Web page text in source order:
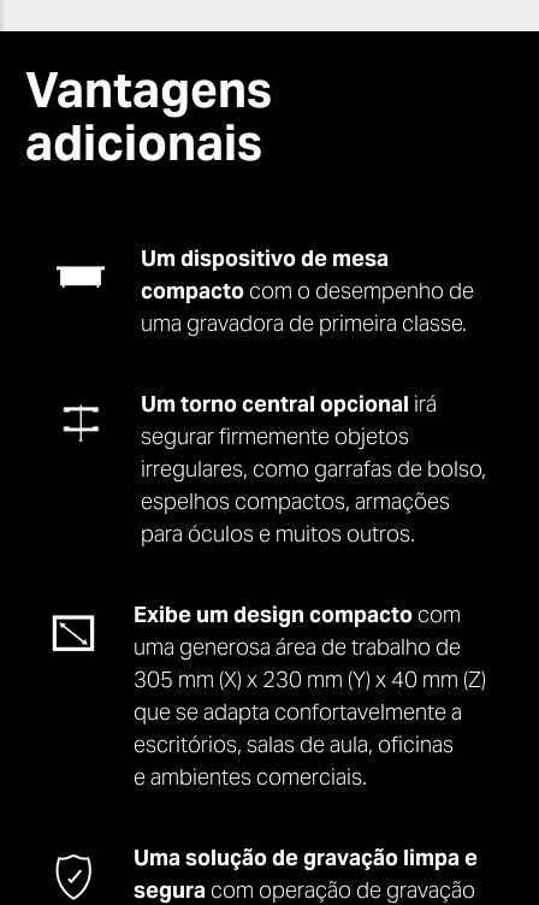
Vantagens
adicionais
Um dispositivo de mesa
compacto com o desempenho de
uma gravadora de primeira classe.
Um torno central opcional irá
segurar firmemente objetos
irregulares, como garrafas de bolso,
espelhos compactos, armações
para óculos e muitos outros.
Exibe um design compacto com
uma generosa área de trabalho de
305 mm (X) x 230 mm (Y) x 40 mm (Z)
que se adapta confortavelmente a
escritórios, salas de aula, oficinas
e ambientes comerciais.
Uma solução de gravação limpa e
segura com operação de gravação